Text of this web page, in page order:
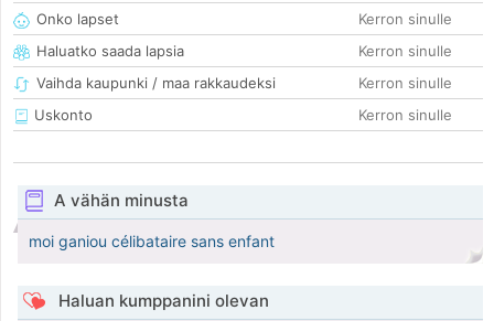
Onko lapset
Kerron sinulle
Haluatko saada lapsia
Kerron sinulle
Vaihda kaupunki / maa rakkaudeksi
Kerron sinulle
Uskonto
Kerron sinulle
A vähän minusta
moi ganiou célibataire sans enfant
Haluan kumppanini olevan